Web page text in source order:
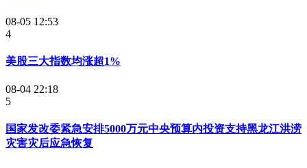
08-05 12:53
4
美股三大指数均涨超1%
08-04 22:18
5
国家发改委紧急安排5000万元中央预算内投资支持黑龙江洪涝
灾害灾后应急恢复